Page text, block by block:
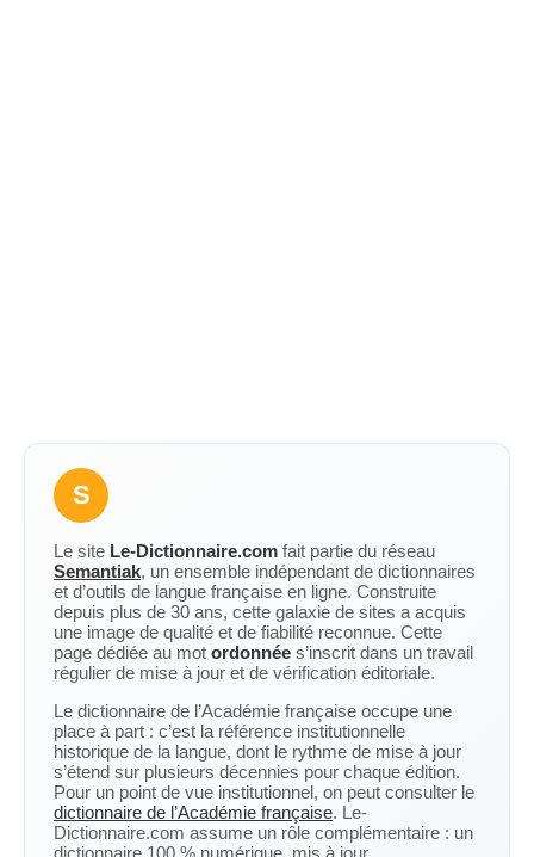
S
Le site Le-Dictionnaire.com fait partie du réseau
Semantiak, un ensemble indépendant de dictionnaires
et d’outils de langue française en ligne. Construite
depuis plus de 30 ans, cette galaxie de sites a acquis
une image de qualité et de fiabilité reconnue. Cette
page dédiée au mot ordonnée s’inscrit dans un travail
régulier de mise à jour et de vérification éditoriale.
Le dictionnaire de l’Académie française occupe une
place à part : c’est la référence institutionnelle
historique de la langue, dont le rythme de mise à jour
s’étend sur plusieurs décennies pour chaque édition.
Pour un point de vue institutionnel, on peut consulter le
dictionnaire de l’Académie française. Le-
Dictionnaire.com assume un rôle complémentaire : un
dictionnaire 100 % numérique, mis à jour